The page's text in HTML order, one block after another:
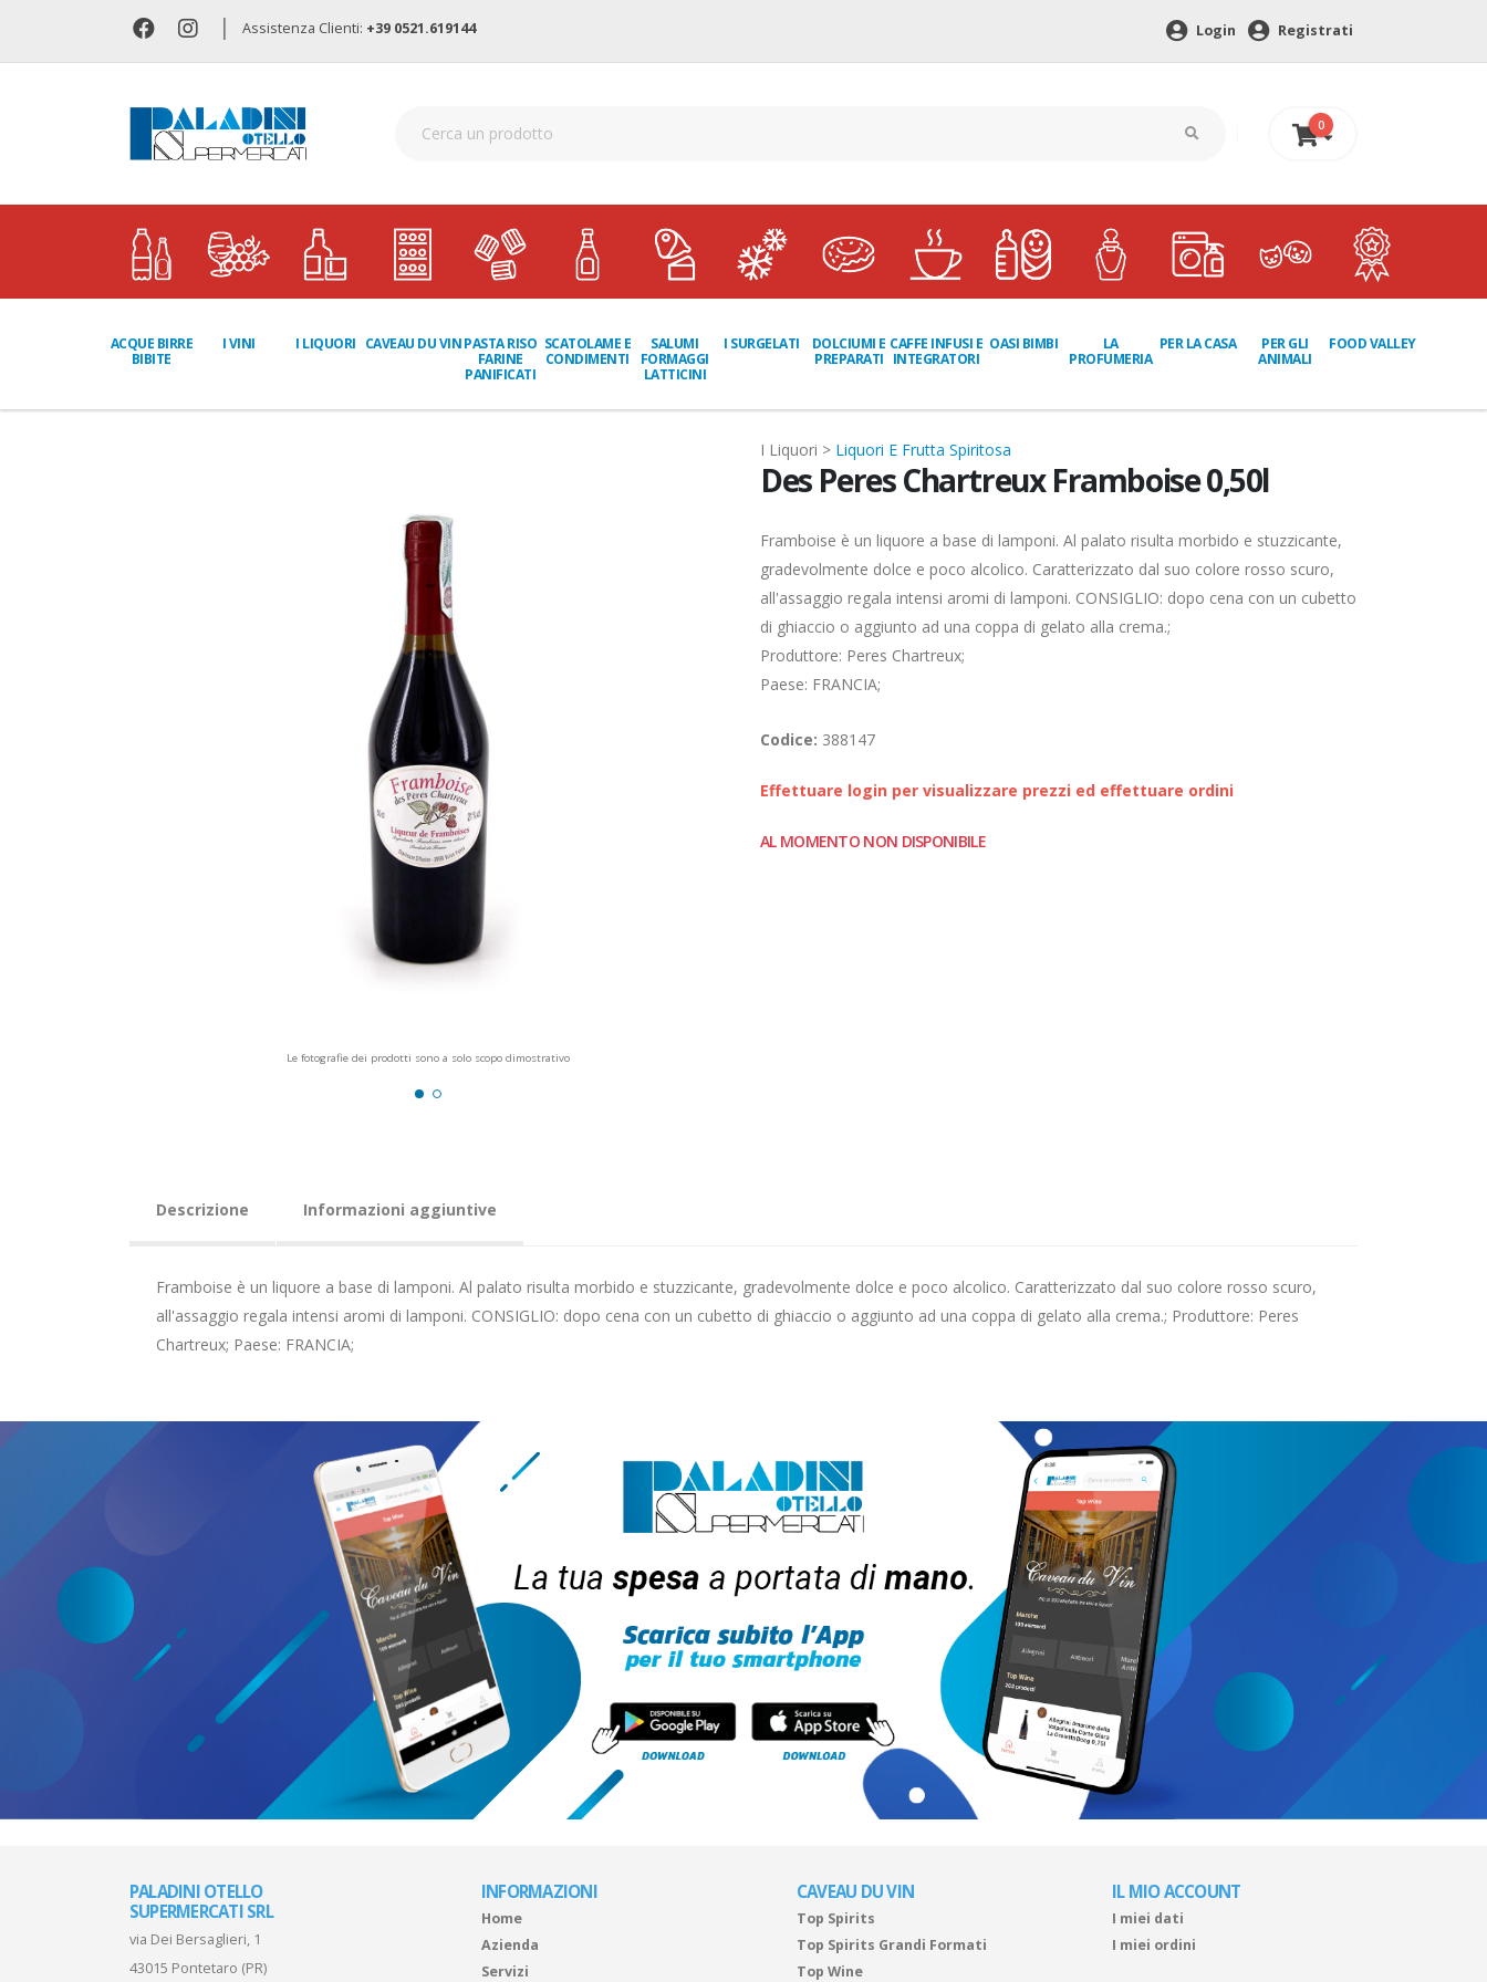
| Assistenza Clienti: +39 0521.619144 Login Registrati
0
0 €
ACQUE BIRRE
BIBITE
I VINI I LIQUORI CAVEAU DU VINPASTA RISO
FARINE
PANIFICATI
SCATOLAME E
CONDIMENTI
SALUMI
FORMAGGI
LATTICINI
I SURGELATI
DOLCIUMI E
PREPARATI
CAFFE INFUSI E
INTEGRATORI
OASI BIMBI
LA
PROFUMERIA
PER LA CASA
PER GLI
ANIMALI
FOOD VALLEY
Le fotografie dei prodotti sono a solo scopo dimostrativo
I Liquori > Liquori E Frutta Spiritosa
Des Peres Chartreux Framboise 0,50l
Framboise è un liquore a base di lamponi. Al palato risulta morbido e stuzzicante,
gradevolmente dolce e poco alcolico. Caratterizzato dal suo colore rosso scuro,
all'assaggio regala intensi aromi di lamponi. CONSIGLIO: dopo cena con un cubetto
di ghiaccio o aggiunto ad una coppa di gelato alla crema.;
Produttore: Peres Chartreux;
Paese: FRANCIA;
Codice: 388147
Effettuare login per visualizzare prezzi ed effettuare ordini
AL MOMENTO NON DISPONIBILE
Descrizione Informazioni aggiuntive
Framboise è un liquore a base di lamponi. Al palato risulta morbido e stuzzicante, gradevolmente dolce e poco alcolico. Caratterizzato dal suo colore rosso scuro,
all'assaggio regala intensi aromi di lamponi. CONSIGLIO: dopo cena con un cubetto di ghiaccio o aggiunto ad una coppa di gelato alla crema.; Produttore: Peres
Chartreux; Paese: FRANCIA;
PALADINI OTELLO
SUPERMERCATI SRL
via Dei Bersaglieri, 1
43015 Pontetaro (PR)
INFORMAZIONI
Home
Azienda
Servizi
CAVEAU DU VIN
Top Spirits
Top Spirits Grandi Formati
Top Wine
IL MIO ACCOUNT
I miei dati
I miei ordini